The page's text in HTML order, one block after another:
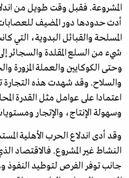
المشروعة. فقبل وقت طويل من
أدت حدودها دور المضيف
المسلحة والقبائل البدوية، التي
شيء من السلع المقلدة والسجائر إلى
وحتى الكوكايين والعملة المزورة
والسلاح. وقد شهدت هذه التجارة
اعتمادا على عوامل مثل القدرة
وسهولة الإنتاج، والإتجار
النشاط غير المشروع. فالاقتصاد
جانب توفر الفرص لتوطيد النفوذ